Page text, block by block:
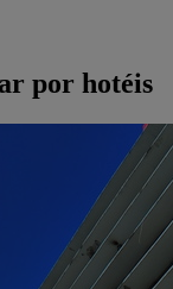
por hotéis